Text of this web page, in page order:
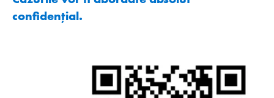
confidențial.